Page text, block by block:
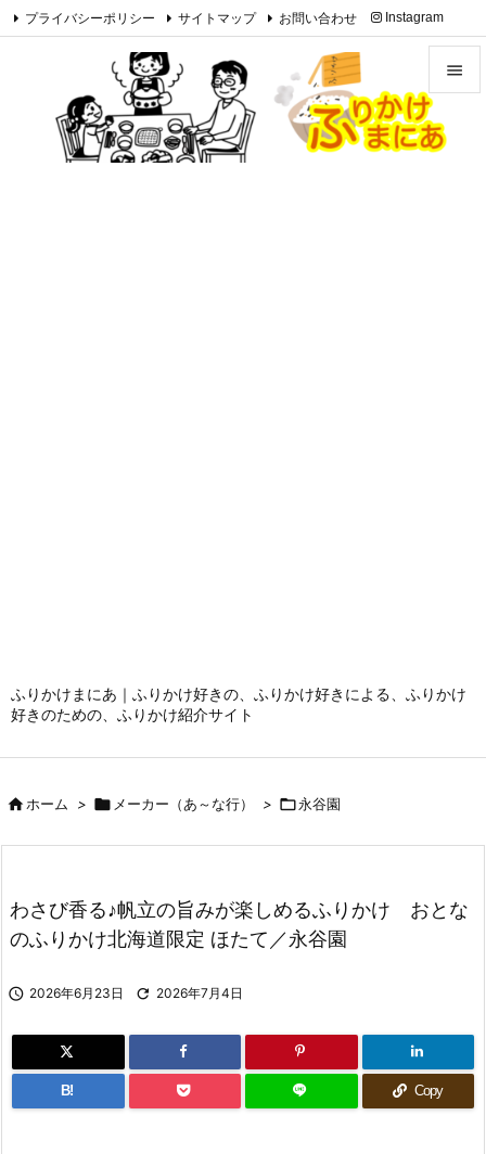
ふりかけまにあ｜ふりかけ好きの、ふりかけ好きによる、ふりかけ
好きのための、ふりかけ紹介サイト

メニュ
プライバシーポリシー サイトマップ お問い合わせ Instagram
Feedly
ホーム >  メーカー（あ～な行） > 永谷園
わさび香る♪帆立の旨みが楽しめるふりかけ おとな
のふりかけ北海道限定 ほたて／永谷園
 2026年6月23日  2026年7月4日
B! Copy